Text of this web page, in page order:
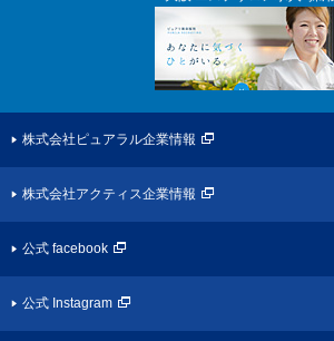
株式会社ピュアラル企業情報
株式会社アクティス企業情報
公式 facebook
公式 Instagram